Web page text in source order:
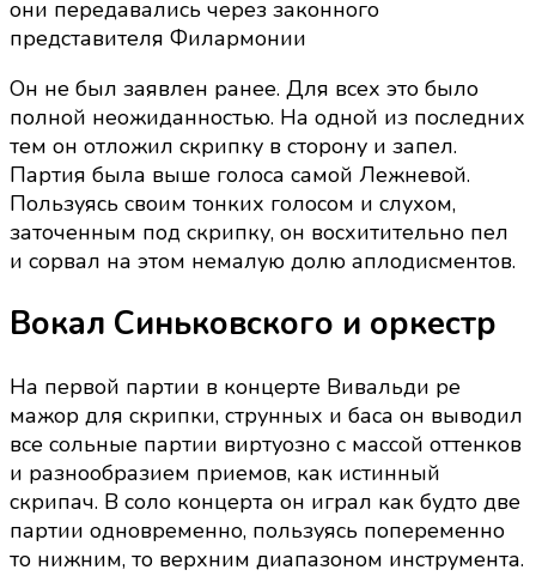
они передавались через законного
представителя Филармонии
Он не был заявлен ранее. Для всех это было
полной неожиданностью. На одной из последних
тем он отложил скрипку в сторону и запел.
Партия была выше голоса самой Лежневой.
Пользуясь своим тонких голосом и слухом,
заточенным под скрипку, он восхитительно пел
и сорвал на этом немалую долю аплодисментов.
Вокал Синьковского и оркестр
На первой партии в концерте Вивальди ре
мажор для скрипки, струнных и баса он выводил
все сольные партии виртуозно с массой оттенков
и разнообразием приемов, как истинный
скрипач. В соло концерта он играл как будто две
партии одновременно, пользуясь попеременно
то нижним, то верхним диапазоном инструмента.